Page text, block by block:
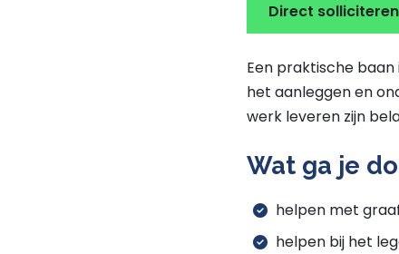
Direct solliciteren
Een praktische
het aanleggen en
werk leveren zijn
Wat ga je
helpen met
helpen bij het